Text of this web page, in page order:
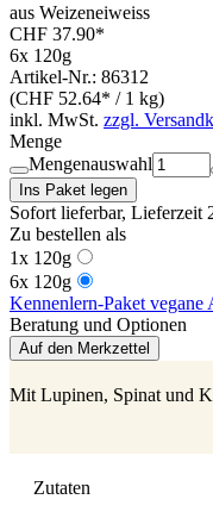
aus Weizeneiweiss
CHF 37.90*
6x 120g
Artikel-Nr.: 86312
(CHF 52.64* / 1 kg)
inkl. MwSt. zzgl.
Menge
Mengenauswahl
Ins Paket legen
Sofort lieferbar, Lieferzeit
Zu bestellen als
1x 120g
6x 120g
Kennenlern-Paket vegane
Beratung und Optionen
Auf den Merkzettel
Mit Lupinen, Spinat und
Zutaten